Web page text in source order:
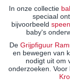
In onze collectie
speciaal
bijvoorbeeld
baby's
De Grijpfiguur
en bewegen van
nodigt uit om
onderzoeken.